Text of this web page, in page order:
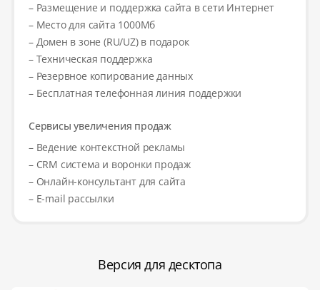
– Размещение и поддержка сайта в сети Интернет
– Место для сайта 1000Мб
– Домен в зоне (RU/UZ) в подарок
– Техническая поддержка
– Резервное копирование данных
– Бесплатная телефонная линия поддержки
Сервисы увеличения продаж
– Ведение контекстной рекламы
– CRM система и воронки продаж
– Онлайн-консультант для сайта
– E-mail рассылки
Версия для десктопа